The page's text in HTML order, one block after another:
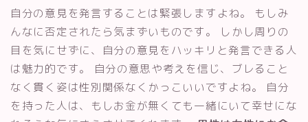
自分の意見を発言することは緊張しますよね。 もしみ
んなに否定されたら気まずいものです。 しかし周りの
目を気にせずに、自分の意見をハッキリと発言できる人
は魅力的です。 自分の意思や考えを信じ、ブレること
なく貫く姿は性別関係なくかっこいいですよね。 自分
を持った人は、もしお金が無くても一緒にいて幸せにな